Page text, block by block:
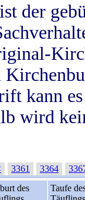
der
kann
wird
3361 3364
des
Taufe